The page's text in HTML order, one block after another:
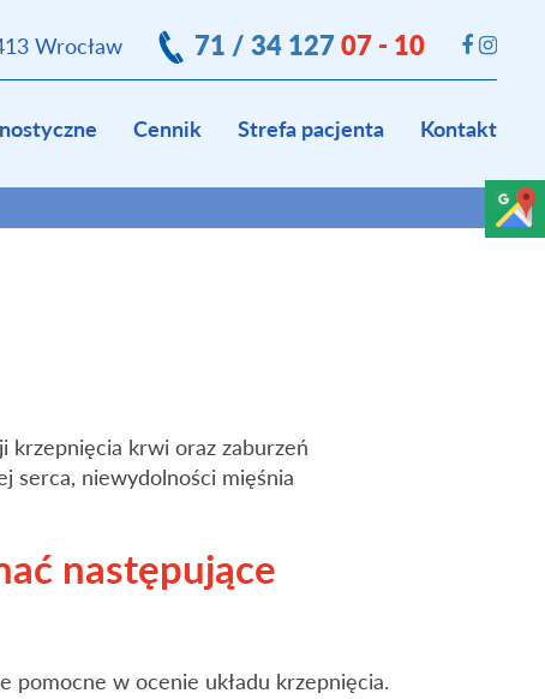
Wrocław 71 / 34 12707 - 10
Cennik Strefa pacjenta Kontakt
krzepnięcia krwi oraz zaburzeń
serca, niewydolności mięśnia
następujące
pomocne w ocenie układu krzepnięcia.